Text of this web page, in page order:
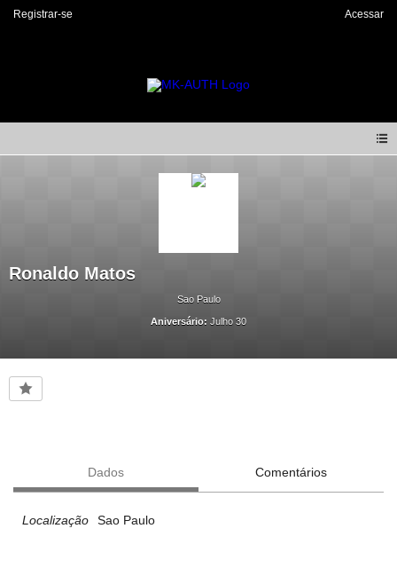
Registrar-se Acessar
Ronaldo Matos
Sao Paulo
Aniversário: Julho 30
Dados Comentários
Localização Sao Paulo